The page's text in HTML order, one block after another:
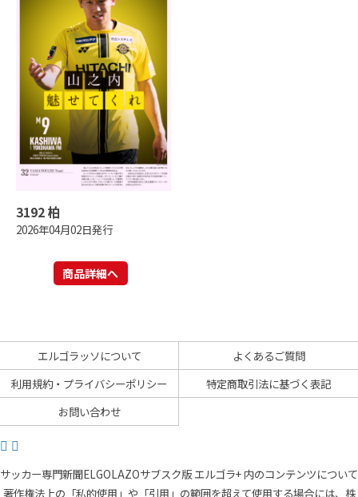
3192 柏
2026年04月02日発行
商品詳細へ
エルゴラッソについて
よくあるご質問
利用規約・プライバシーポリシー
特定商取引法に基づく表記
お問い合わせ
サッカー専門新聞ELGOLAZOサブスク版 エルゴラ+ 内のコンテンツについて
著作権法上の「私的使用」や「引用」の範囲を超えて使用する場合には、株